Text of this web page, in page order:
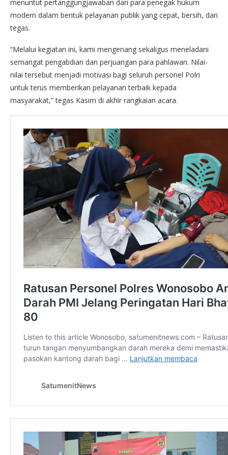
menuntut pertanggungjawaban dari para penegak hukum
modern dalam bentuk pelayanan publik yang cepat, bersih, dan
tegas.
“Melalui kegiatan ini, kami mengenang sekaligus meneladani
semangat pengabdian dan perjuangan para pahlawan. Nilai-
nilai tersebut menjadi motivasi bagi seluruh personel Polri
untuk terus memberikan pelayanan terbaik kepada
masyarakat,” tegas Kasim di akhir rangkaian acara.